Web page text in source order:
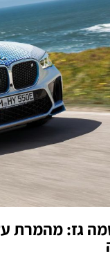
גז: מהמרת